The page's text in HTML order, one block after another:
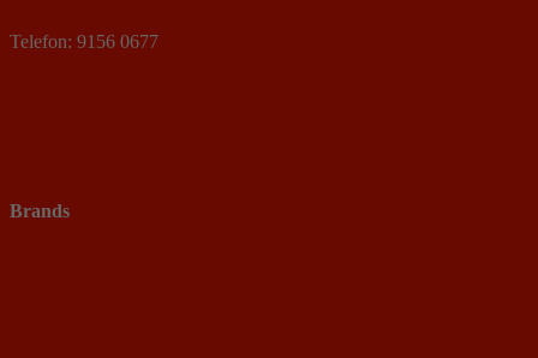
Telefon: 9156 0677
Brands